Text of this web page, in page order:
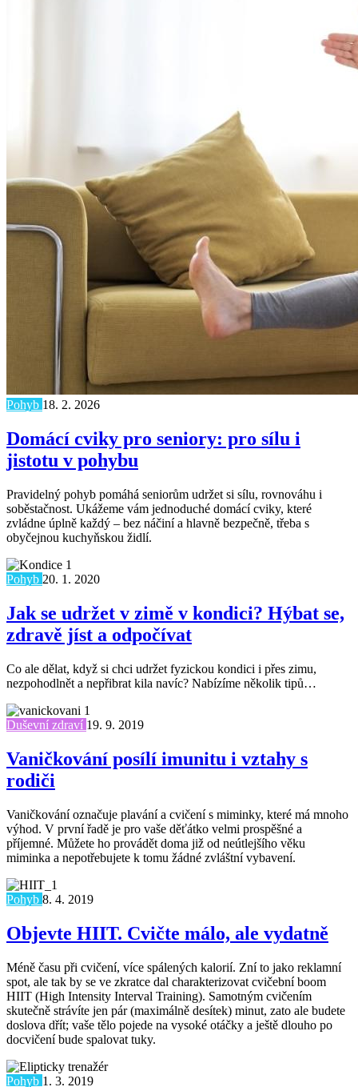
Pohyb 18. 2. 2026
Domácí cviky pro seniory: pro sílu i
jistotu v pohybu
Pravidelný pohyb pomáhá seniorům udržet si sílu, rovnováhu i
soběstačnost. Ukážeme vám jednoduché domácí cviky, které
zvládne úplně každý – bez náčiní a hlavně bezpečně, třeba s
obyčejnou kuchyňskou židlí.
Pohyb 20. 1. 2020
Jak se udržet v zimě v kondici? Hýbat se,
zdravě jíst a odpočívat
Co ale dělat, když si chci udržet fyzickou kondici i přes zimu,
nezpohodlnět a nepřibrat kila navíc? Nabízíme několik tipů…
Duševní zdraví 19. 9. 2019
Vaničkování posílí imunitu i vztahy s
rodiči
Vaničkování označuje plavání a cvičení s miminky, které má mnoho
výhod. V první řadě je pro vaše děťátko velmi prospěšné a
příjemné. Můžete ho provádět doma již od neútlejšího věku
miminka a nepotřebujete k tomu žádné zvláštní vybavení.
Pohyb 8. 4. 2019
Objevte HIIT. Cvičte málo, ale vydatně
Méně času při cvičení, více spálených kalorií. Zní to jako reklamní
spot, ale tak by se ve zkratce dal charakterizovat cvičební boom
HIIT (High Intensity Interval Training). Samotným cvičením
skutečně strávíte jen pár (maximálně desítek) minut, zato ale budete
doslova dřít; vaše tělo pojede na vysoké otáčky a ještě dlouho po
docvičení bude spalovat tuky.
Pohyb 1. 3. 2019